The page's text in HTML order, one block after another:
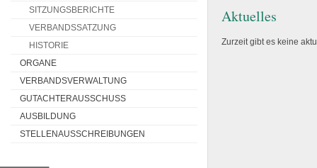
Aktuelles
Zurzeit gibt es keine
SITZUNGSBERICHTE
VERBANDSSATZUNG
HISTORIE
ORGANE
VERBANDSVERWALTUNG
GUTACHTERAUSSCHUSS
AUSBILDUNG
STELLENAUSSCHREIBUNGEN